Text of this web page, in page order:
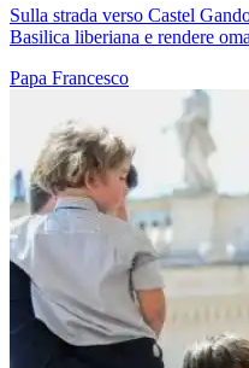
Sulla strada verso Castel
Basilica liberiana e rendere
Papa Francesco